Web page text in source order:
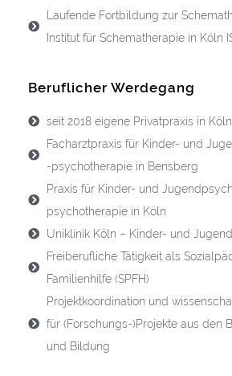
Laufende Fortbildung zur
Institut für Schematherapie in Köln
Beruflicher Werdegang
seit 2018 eigene Privatpraxis in
Facharztpraxis für Kinder- und
-psychotherapie in Bensberg
Praxis für Kinder- und
psychotherapie in Köln
Uniklinik Köln – Kinder- und
Freiberufliche Tätigkeit als
Familienhilfe (SPFH)
Projektkoordination und
für (Forschungs-)Projekte aus den
und Bildung